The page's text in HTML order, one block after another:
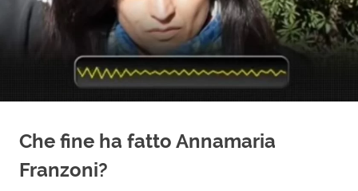
Che fine ha fatto Annamaria
Franzoni?